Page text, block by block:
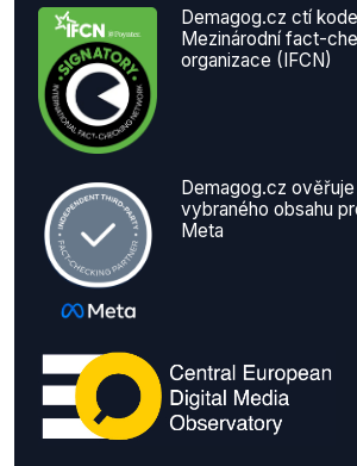
Demagog.cz ctí
Mezinárodní fact-
organizace (IFCN)
Demagog.cz
vybraného obsahu
Meta